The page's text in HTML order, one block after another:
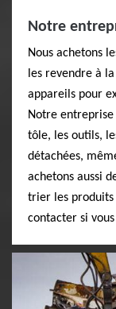
Notre
Nous achetons
les revendre à
appareils pour
Notre
tôle, les outils,
détachées,
achetons aussi
trier les produits
contacter si